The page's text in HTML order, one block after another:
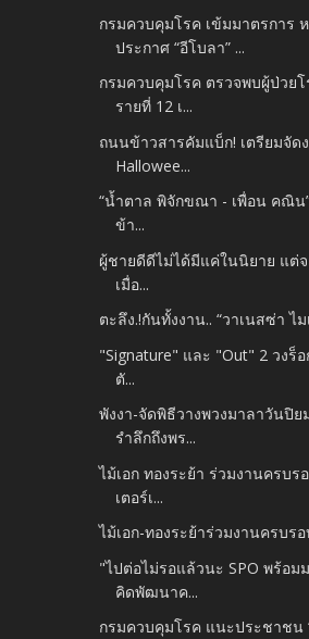
กรมควบคุมโรค เข้มมาตรการ
ประกาศ “อีโบลา” ...
กรมควบคุมโรค ตรวจพบผู้ป่วย
รายที่ 12 เ...
ถนนข้าวสารคัมแบ็ก! เตรียมจัด
Hallowee...
“น้ำตาล พิจักขณา - เพื่อน คณิน
ข้า...
ผู้ชายดีดีไม่ได้มีแค่ในนิยาย แต่จ
เมื่อ...
ตะลึง.!กันทั้งงาน.. “วาเนสซ่า ไม
"Signature" และ "Out" 2 วงร็
ตั...
พังงา-จัดพิธีวางพวงมาลาวันปิ
รำลึกถึงพร...
ไม้เอก ทองระย้า ร่วมงานครบร
เตอร์เ...
ไม้เอก-ทองระย้าร่วมงานครบร
"ไปต่อไม่รอแล้วนะ SPO พร้อ
คิดพัฒนาค...
กรมควบคุมโรค แนะประชาชน